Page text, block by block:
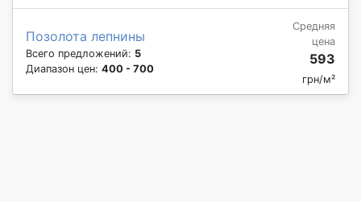
Позолота лепнины
Всего предложений: 5
Диапазон цен: 400 - 700
Средняя
цена
593
грн/м²